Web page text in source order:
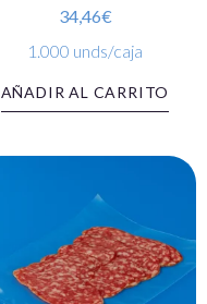
34,46€
1.000 unds/caja
AÑADIR AL CARRITO